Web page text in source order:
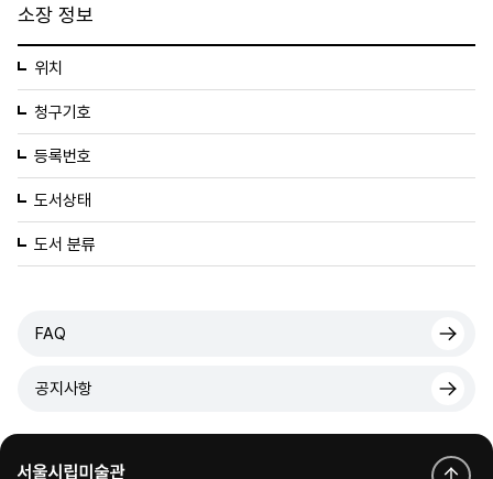
소장 정보
위치
청구기호
등록번호
도서상태
도서 분류
FAQ
공지사항